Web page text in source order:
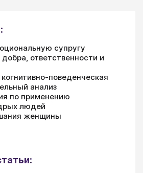
супругу
ответственности и
поведенческая
анализ
по применению
людей
женщины